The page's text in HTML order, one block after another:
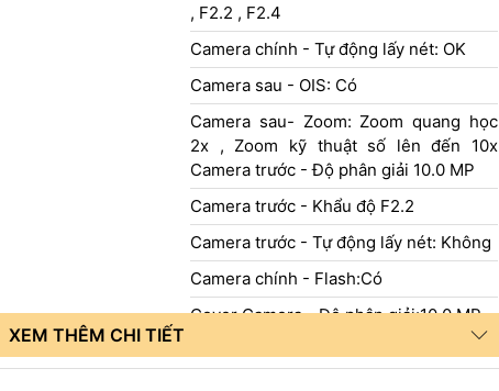
, F2.2 , F2.4
Camera chính - Tự động lấy nét: OK
Camera sau - OIS: Có
Camera sau- Zoom: Zoom quang học
2x , Zoom kỹ thuật số lên đến 10x
Camera trước - Độ phân giải 10.0 MP
Camera trước - Khẩu độ F2.2
Camera trước - Tự động lấy nét: Không
Camera chính - Flash:Có
Cover Camera - Độ phân giải:10.0 MP
XEM THÊM CHI TIẾT